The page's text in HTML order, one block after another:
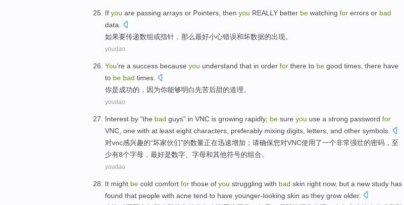
If you are passing arrays or Pointers then you REALLY better be watching for errors or bad
data
如果要传递数组或指针 ， 那么最好小心错误和坏数据的出现。
youdao
You’re a success because you understand that in order for there to be good times, there have
to be bad times
你是成功的， 因为你能够明白先苦后甜的道理。
youdao
Interest by "the bad guys" in VNC is growing rapidly; be sure you use a strong password for
VNC , one with at least eight characters preferably mixing digits letters and other symbols
对vnc感兴趣的“坏家伙们”的数量正在迅速增加；请确保您对VNC使用了一个非常强壮的密码 ， 至
少有8个字母 ， 最好是数字 字母和其他符号的组合。
youdao
It might be cold comfort for those of you struggling with bad skin right now, but a new study has
found that people with acne tend to have younger-looking skin as they grow older.